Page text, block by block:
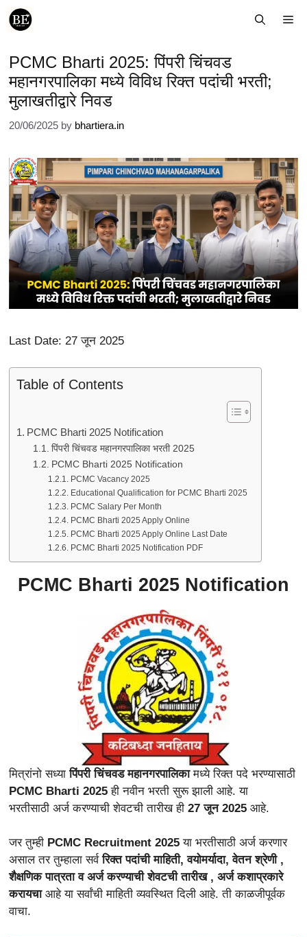
Skip
PCMC Bharti 2025: पिंपरी चिंचवड
महानगरपालिका मध्ये विविध रिक्त पदांची भरती;
मुलाखतीद्वारे निवड
20/06/2025 by bhartiera.in
Last Date: 27 जून 2025
Table of Contents
PCMC Bharti 2025 Notification
पिंपरी चिंचवड महानगरपालिका भरती 2025
PCMC Bharti 2025 Notification
PCMC Vacancy 2025
Educational Qualification for PCMC Bharti 2025
PCMC Salary Per Month
PCMC Bharti 2025 Apply Online
PCMC Bharti 2025 Apply Online Last Date
PCMC Bharti 2025 Notification PDF
PCMC Bharti 2025 Notification
मित्रांनो सध्या पिंपरी चिंचवड महानगरपालिकामध्ये रिक्त पदे भरण्यासाठी
PCMC Bharti 2025 ही नवीन भरती सुरू झाली आहे. या
भरतीसाठी अर्ज करण्याची शेवटची तारीख ही 27 जून 2025 आहे.
जर तुम्ही PCMC Recruitment 2025 या भरतीसाठी अर्ज करणार
असाल तर तुम्हाला सर्वरिक्त पदांची माहिती, वयोमर्यादा, वेतन श्रेणी ,
शैक्षणिक पात्रता व अर्ज करण्याची शेवटची तारीख , अर्ज कशाप्रकारे
करायचाआहे या सर्वांची माहिती व्यवस्थित दिली आहे. ती काळजीपूर्वक
वाचा.